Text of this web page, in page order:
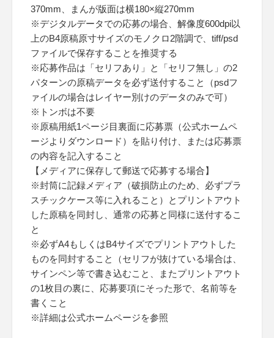
370mm、まんが版面は横180×縦270mm
※デジタルデータでの応募の場合、解像度600dpi以
上のB4原稿原寸サイズのモノクロ2階調で、tiff/psd
ファイルで保存することを推奨する
※応募作品は「セリフあり」と「セリフ無し」の2
パターンの原稿データを必ず送付すること（psdフ
ァイルの場合はレイヤー別けのデータのみで可）
※トンボは不要
※原稿用紙1ページ目裏面に応募票（公式ホームペ
ージよりダウンロード）を貼り付け、または応募票
の内容を記入すること
【メディアに保存して郵送で応募する場合】
※封筒に記録メディア（破損防止のため、必ずプラ
スチックケース等に入れること）とプリントアウト
した原稿を同封し、通常の応募と同様に送付するこ
と
※必ずA4もしくはB4サイズでプリントアウトした
ものを同封すること（セリフが抜けている場合は、
サインペン等で書き込むこと、またプリントアウト
の1枚目の裏に、応募要項にそった形で、名前等を
書くこと
※詳細は公式ホームページを参照